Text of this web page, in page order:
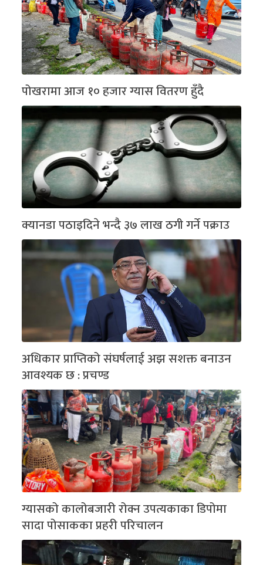
पोखरामा आज १० हजार ग्यास वितरण हुँदै
क्यानडा पठाइदिने भन्दै ३७ लाख ठगी गर्ने पक्राउ
अधिकार प्राप्तिको संघर्षलाई अझ सशक्त बनाउन
आवश्यक छ : प्रचण्ड
ग्यासको कालोबजारी रोक्न उपत्यकाका डिपोमा
सादा पोसाकका प्रहरी परिचालन